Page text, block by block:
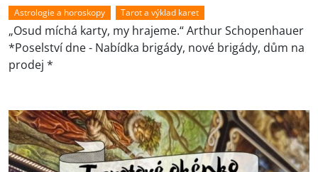
Astrologie a horoskopy Tarot a výklad karet
„Osud míchá karty, my hrajeme.“ Arthur Schopenhauer
*Poselství dne - Nabídka brigády, nové brigády, dům na
prodej *